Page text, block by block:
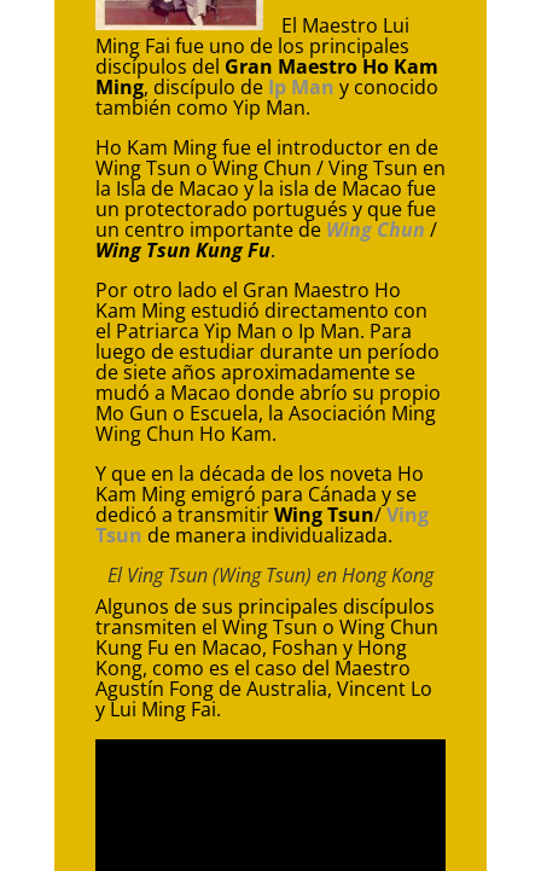
El Maestro Lui
Ming Fai fue uno de los principales
discípulos del Gran Maestro Ho Kam
Ming, discípulo de Ip Man y conocido
también como Yip Man.
Ho Kam Ming fue el introductor en de
Wing Tsun o Wing Chun / Ving Tsun en
la Isla de Macao y la isla de Macao fue
un protectorado portugués y que fue
un centro importante de Wing Chun /
Wing Tsun Kung Fu.
Por otro lado el Gran Maestro Ho
Kam Ming estudió directamento con
el Patriarca Yip Man o Ip Man. Para
luego de estudiar durante un período
de siete años aproximadamente se
mudó a Macao donde abrío su propio
Mo Gun o Escuela, la Asociación Ming
Wing Chun Ho Kam.
Y que en la década de los noveta Ho
Kam Ming emigró para Cánada y se
dedicó a transmitirWing Tsun/Ving
Tsun de manera individualizada.
El Ving Tsun (Wing Tsun) en Hong Kong
Algunos de sus principales discípulos
transmiten el Wing Tsun o Wing Chun
Kung Fu en Macao, Foshan y Hong
Kong, como es el caso del Maestro
Agustín Fong de Australia, Vincent Lo
y Lui Ming Fai.